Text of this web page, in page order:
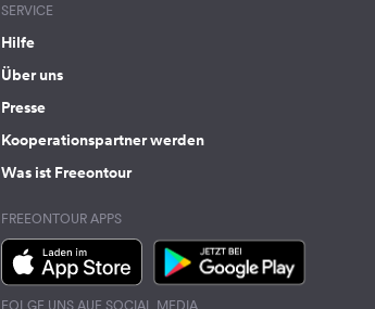
SERVICE
Hilfe
Über uns
Presse
Kooperationspartner werden
Was ist Freeontour
FREEONTOUR APPS
FOLGE UNS AUF SOCIAL MEDIA